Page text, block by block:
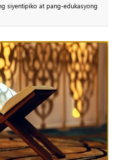
siyentipiko at pang-edukasyong